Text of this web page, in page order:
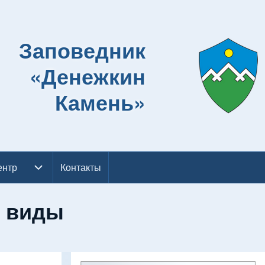
Заповедник
«Денежкин
Камень»
подменю Контакты
виды